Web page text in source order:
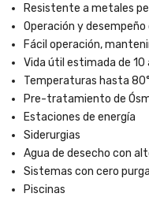
Resistente a metales
Operación y
Fácil operación,
Vida útil estimada de 10
Temperaturas hasta
Pre-tratamiento de
Estaciones de energía
Siderurgias
Agua de desecho con
Sistemas con cero
Piscinas